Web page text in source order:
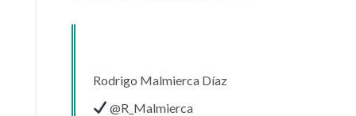
Rodrigo Malmierca Díaz
@R_Malmierca